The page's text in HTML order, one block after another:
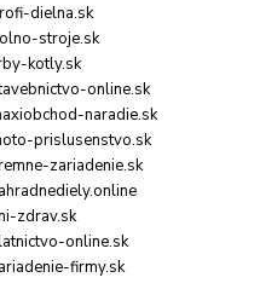
dielna.sk
stroje.sk
kotly.sk
online.sk
naradie.sk
prislusenstvo.sk
zariadenie.sk
zdrav.sk
online.sk
firmy.sk